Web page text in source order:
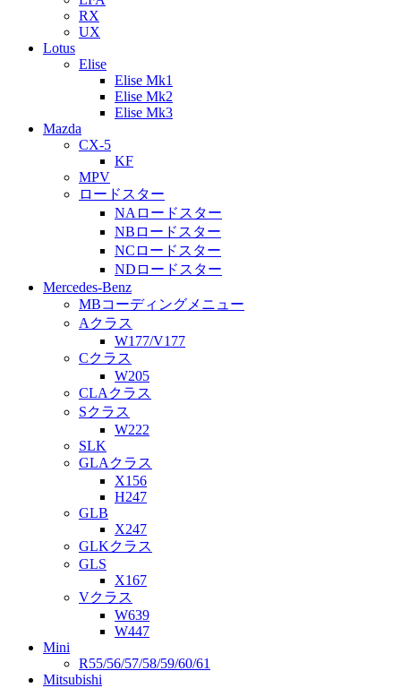
RX
UX
Lotus
Elise
Elise Mk1
Elise Mk2
Elise Mk3
Mazda
CX-5
KF
MPV
ロードスター
NAロードスター
NBロードスター
NCロードスター
NDロードスター
Mercedes-Benz
MBコーディングメニュー
Aクラス
W177/V177
Cクラス
W205
CLAクラス
Sクラス
W222
SLK
GLAクラス
X156
H247
GLB
X247
GLKクラス
GLS
X167
Vクラス
W639
W447
Mini
R55/56/57/58/59/60/61
Mitsubishi